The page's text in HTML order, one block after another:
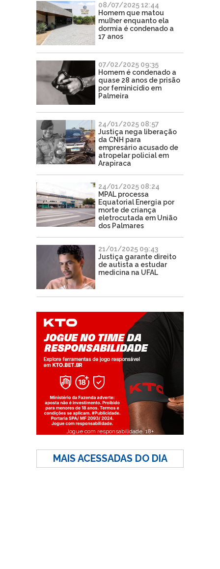
08/07/2025 12:44
Homem que matou
mulher enquanto ela
dormia é condenado a
17 anos
07/02/2025 09:35
Homem é condenado a
quase 28 anos de prisão
por feminicídio em
Palmeira
24/01/2025 08:57
Justiça nega liberação
da CNH para
empresário acusado de
atropelar policial em
Arapiraca
24/01/2025 08:24
MPAL processa
Equatorial Energia por
morte de criança
eletrocutada em União
dos Palmares
21/01/2025 09:43
Justiça garante direito
de autista a estudar
medicina na UFAL
Jogue com responsabilidade. 18+
MAIS ACESSADAS DO DIA